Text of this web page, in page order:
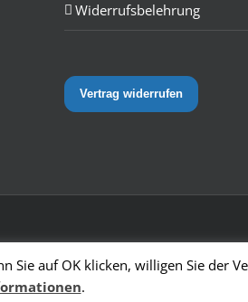
Widerrufsbelehrung
Vertrag widerrufen
auf OK klicken, willigen Sie der
.